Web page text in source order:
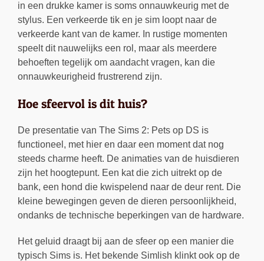
in een drukke kamer is soms onnauwkeurig met de
stylus. Een verkeerde tik en je sim loopt naar de
verkeerde kant van de kamer. In rustige momenten
speelt dit nauwelijks een rol, maar als meerdere
behoeften tegelijk om aandacht vragen, kan die
onnauwkeurigheid frustrerend zijn.
Hoe sfeervol is dit huis?
De presentatie van The Sims 2: Pets op DS is
functioneel, met hier en daar een moment dat nog
steeds charme heeft. De animaties van de huisdieren
zijn het hoogtepunt. Een kat die zich uitrekt op de
bank, een hond die kwispelend naar de deur rent. Die
kleine bewegingen geven de dieren persoonlijkheid,
ondanks de technische beperkingen van de hardware.
Het geluid draagt bij aan de sfeer op een manier die
typisch Sims is. Het bekende Simlish klinkt ook op de